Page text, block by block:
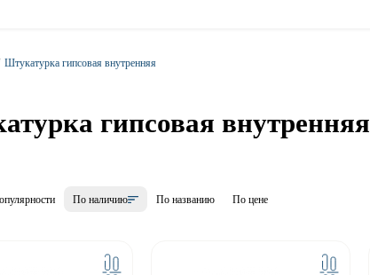
Штукатурка гипсовая внутренняя
гипсовая внутренняя
По наличию По названию По цене